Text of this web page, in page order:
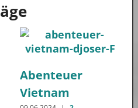
Abenteuer
Vietnam